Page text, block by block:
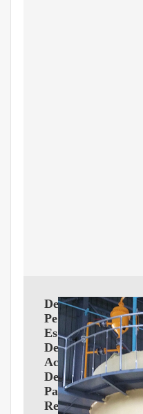
De
Pequeña
Escala
De
Aceite
De
Palma
Refinado: